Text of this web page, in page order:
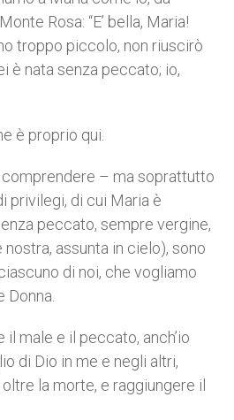
Rosa: “E’ bella, Maria!
troppo piccolo, non riuscirò
è nata senza peccato; io,
è proprio qui.
– ma soprattutto
privilegi, di cui Maria è
peccato, sempre vergine,
assunta in cielo), sono
di noi, che vogliamo
il male e il peccato, anch’io
di Dio in me e negli altri,
la morte, e raggiungere il